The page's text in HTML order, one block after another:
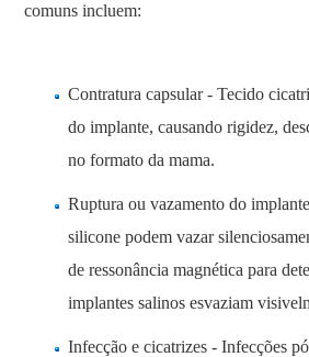
comuns incluem:
Contratura capsular - Tecido
do implante, causando rigidez,
no formato da mama.
Ruptura ou vazamento do
silicone podem vazar
de ressonância magnética para
implantes salinos esvaziam
Infecção e cicatrizes - Infecções